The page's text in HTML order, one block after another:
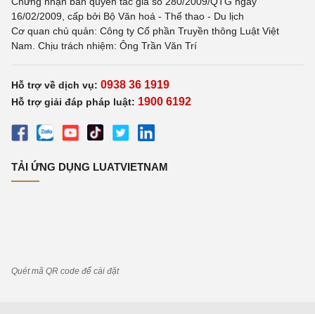
16/02/2009, cấp bởi Bộ Văn hoá - Thể thao - Du lịch
Cơ quan chủ quản: Công ty Cổ phần Truyền thông Luật Việt
Nam. Chịu trách nhiệm: Ông Trần Văn Trí
Hỗ trợ về dịch vụ: 0938 36 1919
Hỗ trợ giải đáp pháp luật: 1900 6192
TẢI ỨNG DỤNG LUATVIETNAM
Quét mã QR code để cài đặt